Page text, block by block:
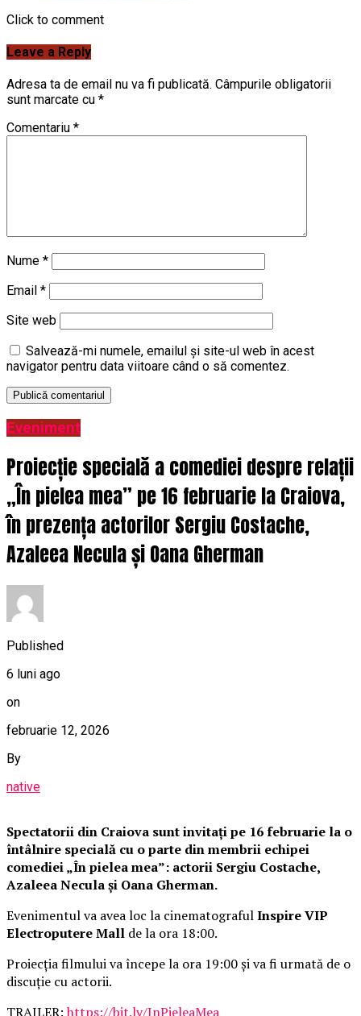
Click to comment
Leave a Reply
Adresa ta de email nu va fi publicată. Câmpurile obligatorii
sunt marcate cu *
Comentariu *
Nume *
Email *
Site web
Salvează-mi numele, emailul și site-ul web în acest
navigator pentru data viitoare când o să comentez.
Eveniment
Proiecție specială a comediei despre relații
„În pielea mea” pe 16 februarie la Craiova,
în prezența actorilor Sergiu Costache,
Azaleea Necula și Oana Gherman
Published
6 luni ago
on
februarie 12, 2026
By
native
Spectatorii din Craiova sunt invitați pe 16 februarie la o
întâlnire specială cu o parte din membrii echipei
comediei „În pielea mea”: actorii Sergiu Costache,
Azaleea Necula și Oana Gherman.
Evenimentul va avea loc la cinematografulInspire VIP
Electroputere Mall de la ora 18:00.
Proiecția filmului va începe la ora 19:00 și va fi urmată de o
discuție cu actorii.
TRAILER:https://bit.ly/InPieleaMea